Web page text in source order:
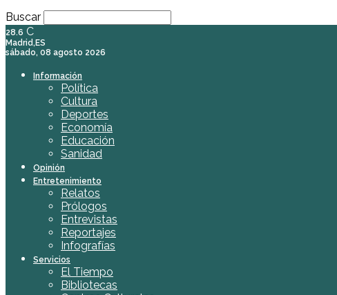
Buscar
28.6 C
Madrid,ES
sábado, 08 agosto 2026
Información
Política
Cultura
Deportes
Economía
Educación
Sanidad
Opinión
Entretenimiento
Relatos
Prólogos
Entrevistas
Reportajes
Infografías
Servicios
El Tiempo
Bibliotecas